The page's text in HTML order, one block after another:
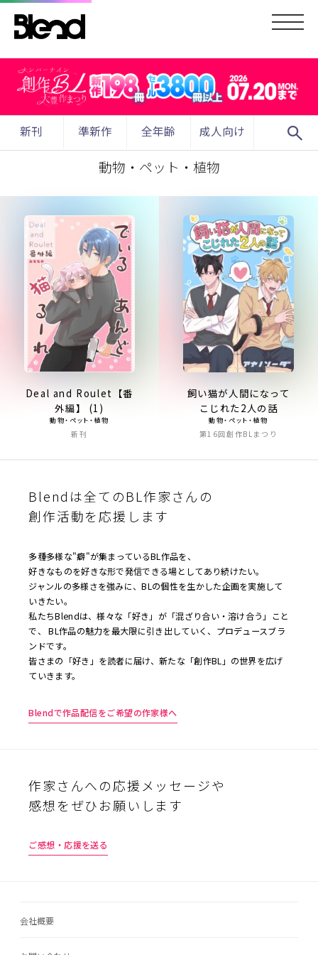
新刊 準新作 全年齢 成人向け search
動物・ペット・植物
Deal and Roulet【番
外編】 (1)
動物・ペット・植物
新刊
飼い猫が人間になって
こじれた2人の話
動物・ペット・植物
第16回創作BLまつり
Blendは全てのBL作家さんの
創作活動を応援します
多種多様な"癖"が集まっているBL作品を、
好きなものを好きな形で発信できる場としてあり続けたい。
ジャンルの多様さを強みに、BLの個性を生かした企画を実施して
いきたい。
私たちBlendは、様々な「好き」が「混ざり合い・溶け合う」こと
で、 BL作品の魅力を最大限に引き出していく、プロデュースブラ
ンドです。
皆さまの「好き」を読者に届け、新たな「創作BL」の世界を広げ
ていきます。
Blendで作品配信をご希望の作家様へ
作家さんへの応援メッセージや
感想をぜひお願いします
ご感想・応援を送る
会社概要